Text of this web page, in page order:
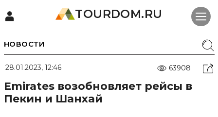
TOURDOM.RU
НОВОСТИ
28.01.2023, 12:46 63908
Emirates возобновляет рейсы в
Пекин и Шанхай